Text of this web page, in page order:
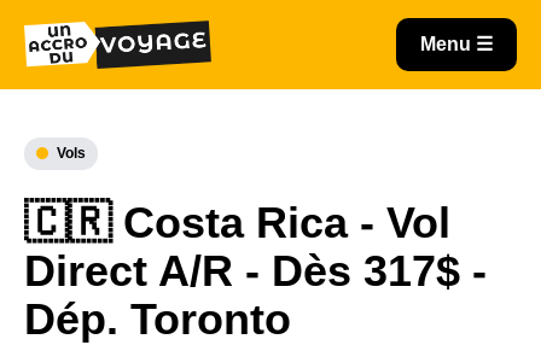
Vols
🇨🇷 Costa Rica - Vol
Direct A/R - Dès 317$ -
Dép. Toronto